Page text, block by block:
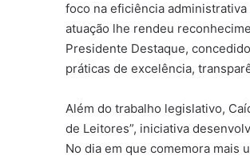
foco na eficiência
atuação lhe rendeu
Presidente Destaque,
práticas de excelência,
Além do trabalho legislativo,
de Leitores”, iniciativa
No dia em que comemora mais